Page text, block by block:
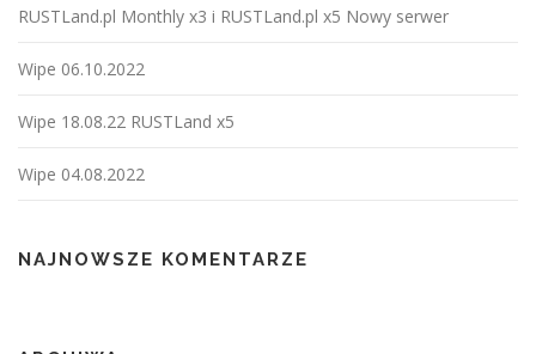
RUSTLand.pl Monthly x3 i RUSTLand.pl x5 Nowy serwer
Wipe 06.10.2022
Wipe 18.08.22 RUSTLand x5
Wipe 04.08.2022
NAJNOWSZE KOMENTARZE